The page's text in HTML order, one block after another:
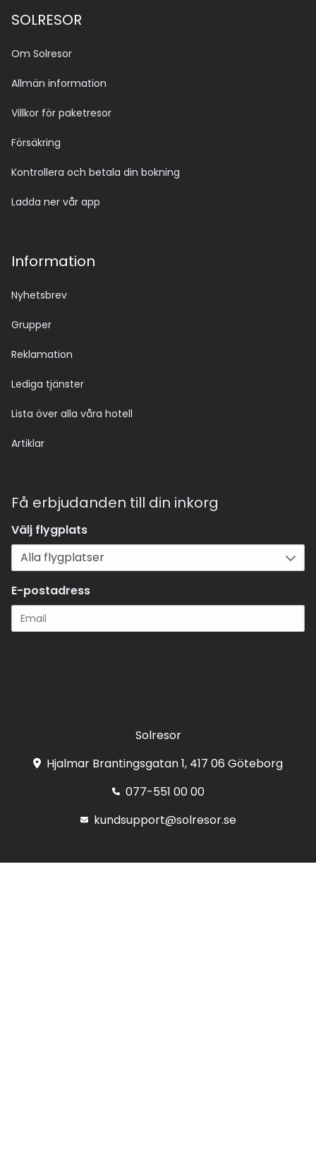
SOLRESOR
Om Solresor
Allmän information
Villkor för paketresor
Försäkring
Kontrollera och betala din bokning
Ladda ner vår app
Information
Nyhetsbrev
Grupper
Reklamation
Lediga tjänster
Lista över alla våra hotell
Artiklar
Få erbjudanden till din inkorg
Välj flygplats
E-postadress
Solresor
Hjalmar Brantingsgatan 1, 417 06 Göteborg
077-551 00 00
kundsupport@solresor.se